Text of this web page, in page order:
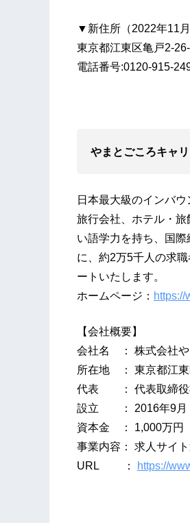
▼新住所（2022年11月
東京都江東区亀戸2-
電話番号:0120-915-
やまとごころキャ
日本最大級のインバ
旅行会社、ホテル・
い語学力を持ち、国
に、約2万5千人の求
ートいたします。
ホームページ： https://
【会社概要】
会社名 ： 株式会社や
所在地 ： 東京都江東
代表 ： 代表取締役
設立 ： 2016年9月
資本金 ： 1,000万円
事業内容： 求人サイ
URL ：
https://